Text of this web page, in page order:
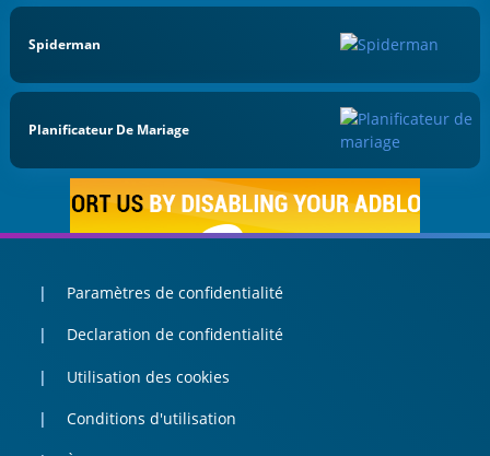
Spiderman
Planificateur De Mariage
Paramètres de confidentialité
Declaration de confidentialité
Utilisation des cookies
Conditions d'utilisation